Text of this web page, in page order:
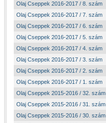
Olaj Cseppek 2016-2017 / 8. szám
Olaj Cseppek 2016-2017 / 7. szám
Olaj Cseppek 2016-2017 / 6. szám
Olaj Cseppek 2016-2017 / 5. szám
Olaj Cseppek 2016-2017 / 4. szám
Olaj Cseppek 2016-2017 / 3. szám
Olaj Cseppek 2016-2017 / 2. szám
Olaj Cseppek 2016-2017 / 1. szám
Olaj Cseppek 2015-2016 / 32. szám
Olaj Cseppek 2015-2016 / 31. szám
Olaj Cseppek 2015-2016 / 30. szám